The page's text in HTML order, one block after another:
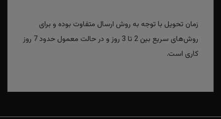
زمان تحویل با توجه به روش ارسال متفاوت بوده و برای
روش‌های سریع بین 2 تا 3 روز و در حالت معمول حدود 7 روز
کاری است.